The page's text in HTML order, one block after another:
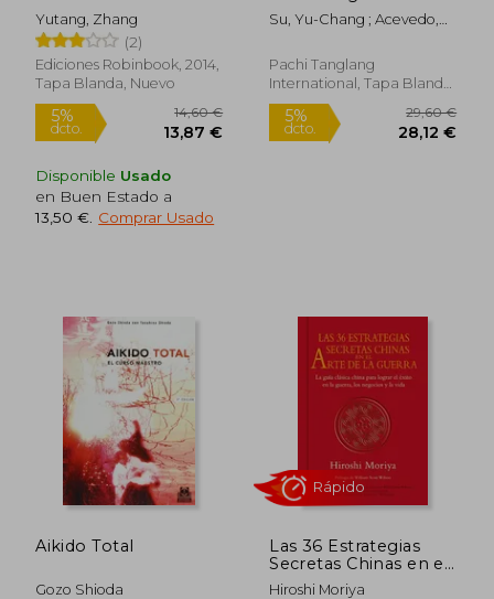
5%
dcto. 20,18 €
5%
dcto.
Yutang, Zhang
(2)
Ediciones Robinbook, 2014,
Tapa Blanda, Nuevo
Rápido
Disponible Usado
en Buen Estado a
13,50 € Comprar Usado
Praying Mantis (en
Inglés)
Su, Yu-Chang ; Acevedo,
Pachi Tanglang
International, Tapa Blanda,
Nuevo
Aikido Total
Gozo Shioda
Las 36 Estrategias
Secretas Chinas en el
Arte de la Guerra
Hiroshi Moriya